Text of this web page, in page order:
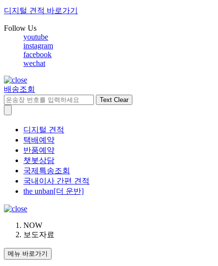
디지털 견적 바로가기
Follow Us
youtube
instagram
facebook
wechat
배송조회
Text Clear
디지털 견적
택배예약
반품예약
챗봇상담
국제특송조회
국내이사 간편 견적
the unban[더 운반]
NOW
보도자료
메뉴 바로가기